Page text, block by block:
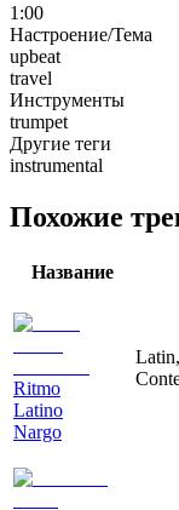
1:00
Настроение/Тема
upbeat
travel
Инструменты
trumpet
Другие теги
instrumental
Похожие
Название
Ritmo
Latino
Nargo